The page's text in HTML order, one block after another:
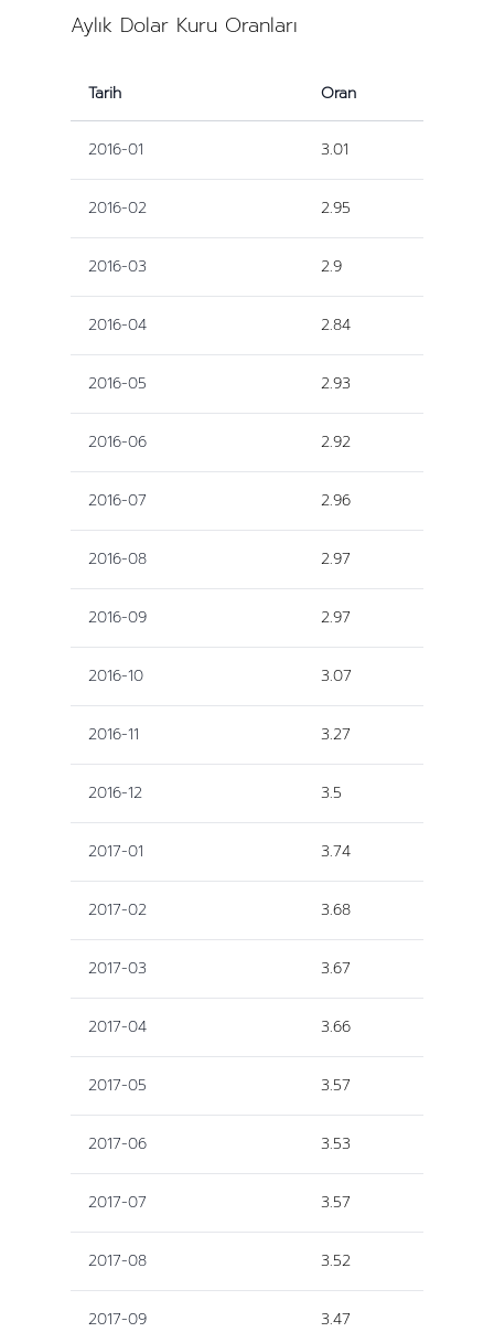
Aylık Dolar Kuru Oranları
Tarih Oran
2016-01 3.01
2016-02 2.95
2016-03 2.9
2016-04 2.84
2016-05 2.93
2016-06 2.92
2016-07 2.96
2016-08 2.97
2016-09 2.97
2016-10 3.07
2016-11 3.27
2016-12 3.5
2017-01 3.74
2017-02 3.68
2017-03 3.67
2017-04 3.66
2017-05 3.57
2017-06 3.53
2017-07 3.57
2017-08 3.52
2017-09 3.47